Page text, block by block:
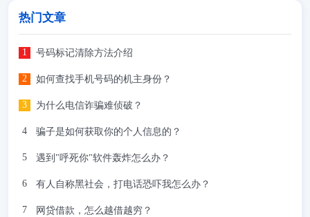
热门文章
号码标记清除方法介绍
如何查找手机号码的机主身份？
为什么电信诈骗难侦破？
骗子是如何获取你的个人信息的？
遇到"呼死你"软件轰炸怎么办？
有人自称黑社会，打电话恐吓我怎么办？
网贷借款，怎么越借越穷？